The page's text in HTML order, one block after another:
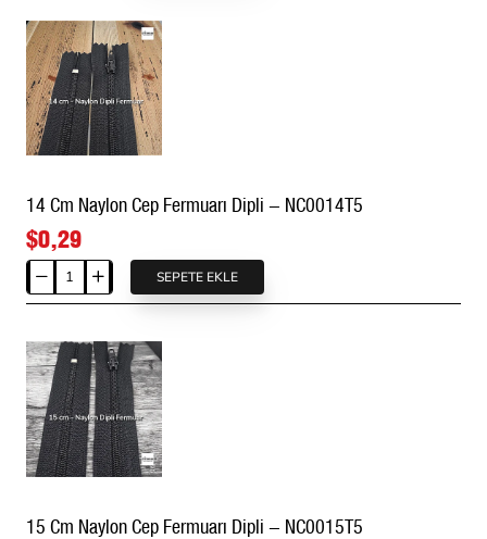
tasarlanmıştır.
Cep
Fermuarı
Dipli
-
NC0013T5
14 Cm Naylon Cep Fermuarı Dipli - NC0014T5
$0,29
14
Cm
Cep
Fermuarı
Dipli
-
NC0014T5
SEPETE EKLE
15 Cm Naylon Cep Fermuarı Dipli - NC0015T5